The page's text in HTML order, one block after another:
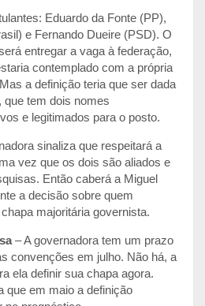
Eduardo da Fonte (PP),
e Fernando Dueire (PSD). O
entregar a vaga à federação,
contemplado com a própria
a definição teria que ser dada
que tem dois nomes
e legitimados para o posto.
sinaliza que respeitará a
vez que os dois são aliados e
Então caberá a Miguel
a decisão sobre quem
majoritária governista.
– A governadora tem um prazo
convenções em julho. Não há, a
ela definir sua chapa agora.
que em maio a definição